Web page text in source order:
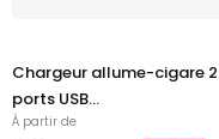
Chargeur allume-cigare 2
ports USB...
À partir de